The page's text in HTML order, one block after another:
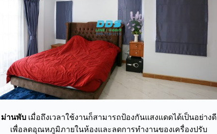
ม่านพับเมื่อถึงเวลาใช้งานก็สามารถป้องกันแสงแดดได้เป็นอย่างดี
เพื่อลดอุณหภูมิภายในห้องและลดการทำงานของเครื่องปรับ